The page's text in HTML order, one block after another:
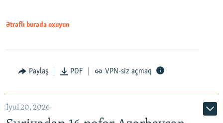
Auto
Ətraflı burada oxuyun
Paylaş PDF VPN-siz açmaq
İyul 20, 2026